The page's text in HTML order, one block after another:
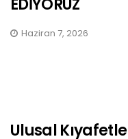
EDİYORUZ
Haziran 7, 2026
Ulusal